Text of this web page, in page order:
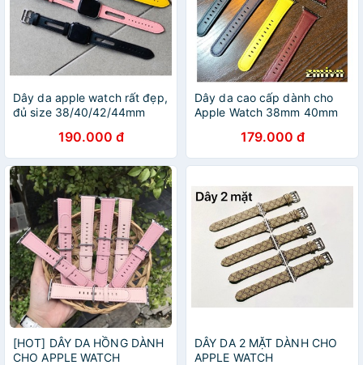
Dây da apple watch rất đẹp,
đủ size 38/40/42/44mm
190.000 đ
Dây da cao cấp dành cho
Apple Watch 38mm 40mm
179.000 đ
[HOT] DÂY DA HỒNG DÀNH
CHO APPLE WATCH
DÂY DA 2 MẶT DÀNH CHO
APPLE WATCH